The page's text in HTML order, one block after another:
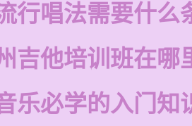
行唱法需要什么
吉他培训班在哪
乐必学的入门知